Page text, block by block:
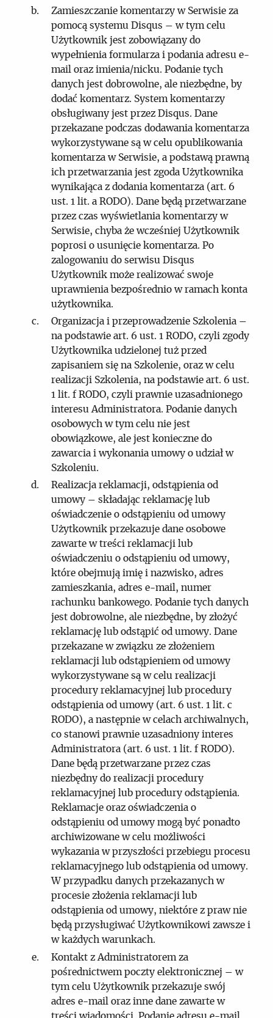
Zamieszczanie komentarzy w Serwisie za
pomocą systemu Disqus – w tym celu
Użytkownik jest zobowiązany do
wypełnienia formularza i podania adresu e-
mail oraz imienia/nicku. Podanie tych
danych jest dobrowolne, ale niezbędne, by
dodać komentarz. System komentarzy
obsługiwany jest przez Disqus. Dane
przekazane podczas dodawania komentarza
wykorzystywane są w celu opublikowania
komentarza w Serwisie, a podstawą prawną
ich przetwarzania jest zgoda Użytkownika
wynikająca z dodania komentarza (art. 6
ust. 1 lit. a RODO). Dane będą przetwarzane
przez czas wyświetlania komentarzy w
Serwisie, chyba że wcześniej Użytkownik
poprosi o usunięcie komentarza. Po
zalogowaniu do serwisu Disqus
Użytkownik może realizować swoje
uprawnienia bezpośrednio w ramach konta
użytkownika.
Organizacja i przeprowadzenie Szkolenia –
na podstawie art. 6 ust. 1 RODO, czyli zgody
Użytkownika udzielonej tuż przed
zapisaniem się na Szkolenie, oraz w celu
realizacji Szkolenia, na podstawie art. 6 ust.
1 lit. f RODO, czyli prawnie uzasadnionego
interesu Administratora. Podanie danych
osobowych w tym celu nie jest
obowiązkowe, ale jest konieczne do
zawarcia i wykonania umowy o udział w
Szkoleniu.
Realizacja reklamacji, odstąpienia od
umowy – składając reklamację lub
oświadczenie o odstąpieniu od umowy
Użytkownik przekazuje dane osobowe
zawarte w treści reklamacji lub
oświadczeniu o odstąpieniu od umowy,
które obejmują imię i nazwisko, adres
zamieszkania, adres e-mail, numer
rachunku bankowego. Podanie tych danych
jest dobrowolne, ale niezbędne, by złożyć
reklamację lub odstąpić od umowy. Dane
przekazane w związku ze złożeniem
reklamacji lub odstąpieniem od umowy
wykorzystywane są w celu realizacji
procedury reklamacyjnej lub procedury
odstąpienia od umowy (art. 6 ust. 1 lit. c
RODO), a następnie w celach archiwalnych,
co stanowi prawnie uzasadniony interes
Administratora (art. 6 ust. 1 lit. f RODO).
Dane będą przetwarzane przez czas
niezbędny do realizacji procedury
reklamacyjnej lub procedury odstąpienia.
Reklamacje oraz oświadczenia o
odstąpieniu od umowy mogą być ponadto
archiwizowane w celu możliwości
wykazania w przyszłości przebiegu procesu
reklamacyjnego lub odstąpienia od umowy.
W przypadku danych przekazanych w
procesie złożenia reklamacji lub
odstąpienia od umowy, niektóre z praw nie
będą przysługiwać Użytkownikowi zawsze i
w każdych warunkach.
Kontakt z Administratorem za
pośrednictwem poczty elektronicznej – w
tym celu Użytkownik przekazuje swój
adres e-mail oraz inne dane zawarte w
treści wiadomości. Podanie adresu e-mail